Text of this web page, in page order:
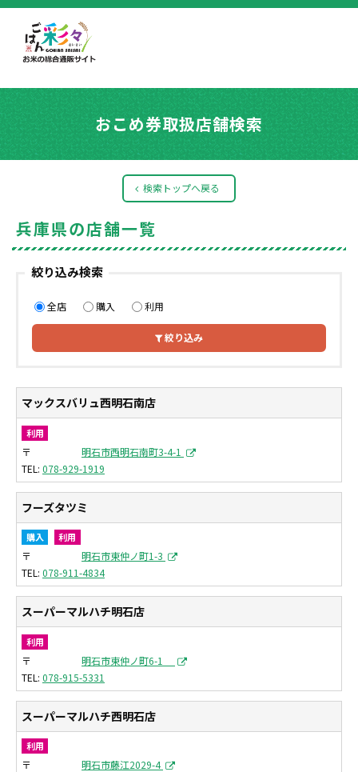
おこめ券取扱店舗検索
検索トップへ戻る
兵庫県の店舗一覧
絞り込み検索
全店 購入 利用
絞り込み
マックスバリュ西明石南店
利用
〒
明石市西明石南町3-4-1
078-929-1919
フーズタツミ
購入 利用
〒
明石市東仲ノ町1-3
078-911-4834
スーパーマルハチ明石店
利用
〒
明石市東仲ノ町6-1
078-915-5331
スーパーマルハチ西明石店
利用
〒
明石市藤江2029-4